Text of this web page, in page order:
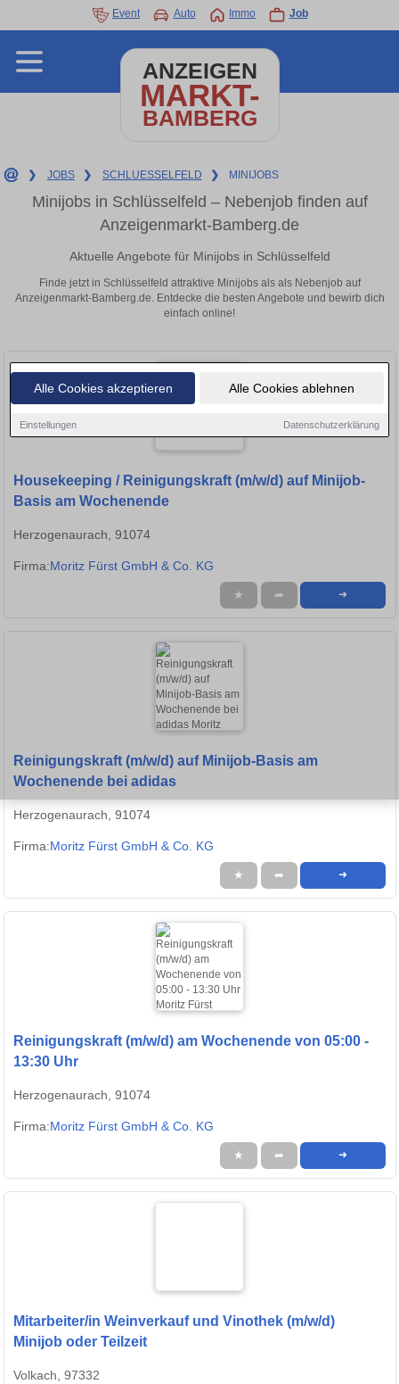
Alle Cookies akzeptieren Alle Cookies ablehnen
Einstellungen Datenschutzerklärung
Event Auto Immo Job
ANZEIGEN
MARKT-
BAMBERG
❯ JOBS ❯ SCHLUESSELFELD ❯ MINIJOBS
Minijobs in Schlüsselfeld – Nebenjob finden auf
Anzeigenmarkt-Bamberg.de
Aktuelle Angebote für Minijobs in Schlüsselfeld
Finde jetzt in Schlüsselfeld attraktive Minijobs als als Nebenjob auf
Anzeigenmarkt-Bamberg.de. Entdecke die besten Angebote und bewirb dich
einfach online!
Housekeeping / Reinigungskraft (m/w/d) auf Minijob-
Basis am Wochenende
Herzogenaurach, 91074
Firma:Moritz Fürst GmbH & Co. KG
★ ➦ ➜
Reinigungskraft (m/w/d) auf Minijob-Basis am
Wochenende bei adidas
Herzogenaurach, 91074
Firma:Moritz Fürst GmbH & Co. KG
★ ➦ ➜
Reinigungskraft (m/w/d) am Wochenende von 05:00 -
13:30 Uhr
Herzogenaurach, 91074
Firma:Moritz Fürst GmbH & Co. KG
★ ➦ ➜
Mitarbeiter/in Weinverkauf und Vinothek (m/w/d)
Minijob oder Teilzeit
Volkach, 97332